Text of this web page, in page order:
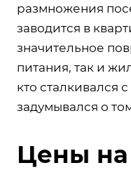
размножения
заводится в
значительное
питания, так и
кто сталкивался
задумывался о
Цены